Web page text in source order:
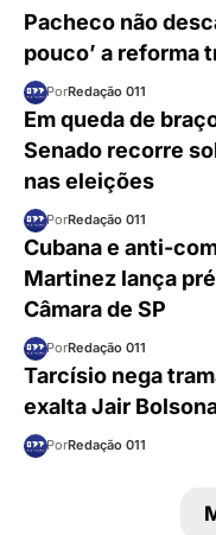
Pacheco não
pouco’ a reforma
PorRedação 011
Em queda de
Senado recorre
nas eleições
PorRedação 011
Cubana e anti-
Martinez lança
Câmara de SP
PorRedação 011
Tarcísio nega
exalta Jair
PorRedação 011